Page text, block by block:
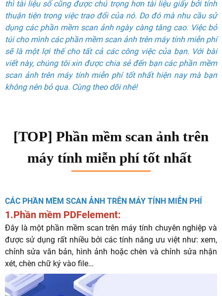
thì tài liệu số cũng được chú trọng hơn tài liệu giấy bởi tính
thuận tiện trong việc trao đổi của nó. Do đó mà nhu cầu sử
dụng các phần mềm scan ảnh ngày càng tăng cao. Việc bỏ
túi cho mình các phần mềm scan ảnh trên máy tính miễn phí
sẽ là một lợi thế cho tất cả các công việc của bạn. Với bài
viết này, chúng tôi xin được chia sẻ đến bạn các phần mềm
scan ảnh trên máy tính miễn phí tốt nhất hiện nay mà bạn
không nên bỏ qua. Cùng theo dõi nhé!
[TOP] Phần mềm scan ảnh trên
máy tính miễn phí tốt nhất
CÁC PHẦN MỀM SCAN ẢNH TRÊN MÁY TÍNH MIỄN PHÍ
1.Phần mềm PDFelement:
Đây là một phần mềm scan trên máy tính chuyên nghiệp và
được sử dụng rất nhiều bởi các tính năng ưu việt như: xem,
chỉnh sửa văn bản, hình ảnh hoặc chèn và chỉnh sửa nhận
xét, chèn chữ ký vào file…